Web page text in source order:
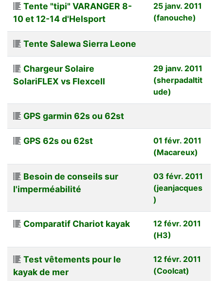
Tente "tipi" VARANGER 8-
10 et 12-14 d'Helsport
25 janv. 2011
(fanouche)
Tente Salewa Sierra Leone
Chargeur Solaire
SolariFLEX vs Flexcell
29 janv. 2011
(sherpadaltit
ude)
GPS garmin 62s ou 62st
GPS 62s ou 62st
01 févr. 2011
(Macareux)
Besoin de conseils sur
l'imperméabilité
03 févr. 2011
(jeanjacques
)
Comparatif Chariot kayak
12 févr. 2011
(H3)
Test vêtements pour le
kayak de mer
12 févr. 2011
(Coolcat)